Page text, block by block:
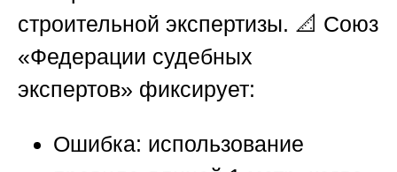
строительной экспертизы. 📐 Союз
«Федерации судебных
экспертов» фиксирует:
Ошибка: использование